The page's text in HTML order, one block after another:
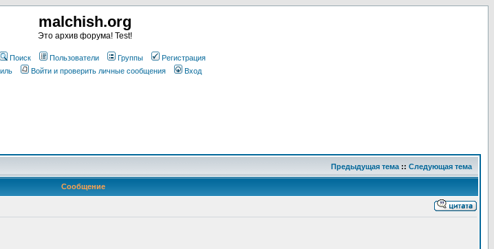
malchish.org
Это архив форума! Test!
Поиск Пользователи Группы
Регистрация
Войти и проверить личные сообщения Вход
Предыдущая тема :: Следующая тема
Сообщение